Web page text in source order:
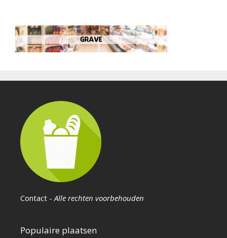
Contact - Alle rechten voorbehouden
Populaire plaatsen